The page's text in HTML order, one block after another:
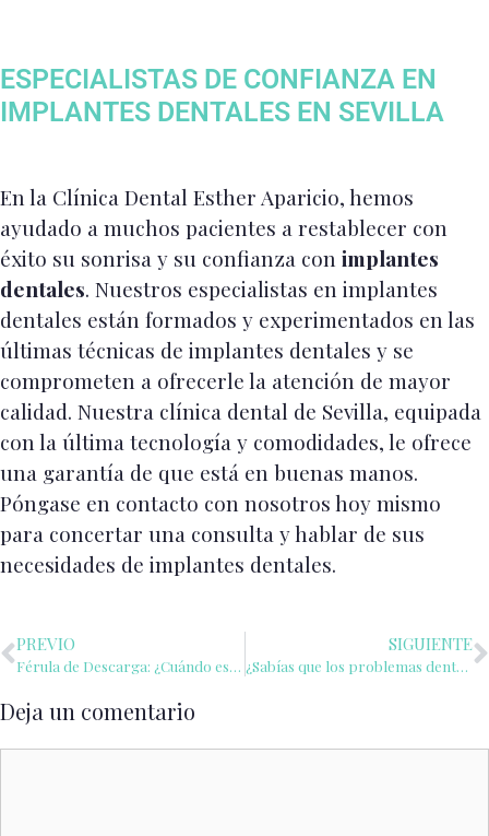
ESPECIALISTAS DE CONFIANZA EN
IMPLANTES DENTALES EN SEVILLA
En la Clínica Dental Esther Aparicio, hemos
ayudado a muchos pacientes a restablecer con
éxito su sonrisa y su confianza con implantes
dentales. Nuestros especialistas en implantes
dentales están formados y experimentados en las
últimas técnicas de implantes dentales y se
comprometen a ofrecerle la atención de mayor
calidad. Nuestra clínica dental de Sevilla, equipada
con la última tecnología y comodidades, le ofrece
una garantía de que está en buenas manos.
Póngase en contacto con nosotros hoy mismo
para concertar una consulta y hablar de sus
necesidades de implantes dentales.
PREVIO
Férula de Descarga: ¿Cuándo es necesaria y cómo puede ayudar?
SIGUIENTE
¿Sabías que los problemas dentales pueden causar vértigo?
Deja un comentario